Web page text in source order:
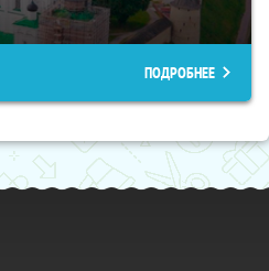
ПОДРОБНЕЕ